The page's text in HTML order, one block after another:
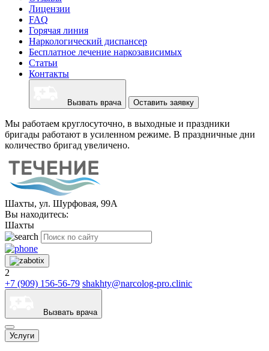
Лицензии
FAQ
Горячая линия
Наркологический диспансер
Бесплатное лечение наркозависимых
Статьи
Контакты
Вызвать врача Оставить заявку
Мы работаем круглосуточно, в выходные и праздники
бригады работают в усиленном режиме. В праздничные дни
количество бригад увеличено.
Шахты, ул. Шурфовая, 99А
Вы находитесь:
Шахты
2
+7 (909) 156-56-79 shakhty@narcolog-pro.clinic
Вызвать врача
Услуги